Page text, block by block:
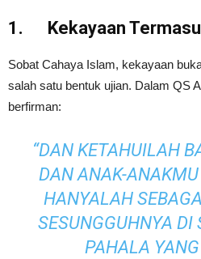
1. Kekayaan
Sobat Cahaya Islam, kekayaan
salah satu bentuk ujian. Dalam QS
berfirman:
“DAN KETAHUILAH
DAN ANAK-
HANYALAH
SESUNGGUHNYA
PAHALA YANG